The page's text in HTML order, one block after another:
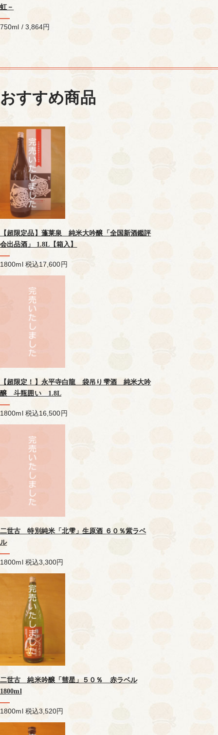
虹－
750ml / 3,864円
おすすめ商品
【超限定品】蓬莱泉 純米大吟醸「全国新酒鑑評
会出品酒」 1.8L【箱入】
1800ml 税込17,600円
【超限定！】永平寺白龍 袋吊り雫酒 純米大吟
醸 斗瓶囲い 1.8L
1800ml 税込16,500円
二世古 特別純米「北雫」生原酒 ６０％紫ラベ
ル
1800ml 税込3,300円
二世古 純米吟醸「彗星」５０％ 赤ラベル
1800ml
1800ml 税込3,520円